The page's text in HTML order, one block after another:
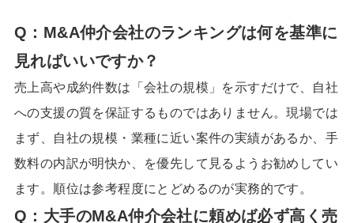
Q：M&A仲介会社のランキングは何を基準に
見ればいいですか？
売上高や成約件数は「会社の規模」を示すだけで、自社
への支援の質を保証するものではありません。現場では
まず、自社の規模・業種に近い案件の実績があるか、手
数料の内訳が明快か、を優先して見るようお勧めしてい
ます。順位は参考程度にとどめるのが実務的です。
Q：大手のM&A仲介会社に頼めば必ず高く売